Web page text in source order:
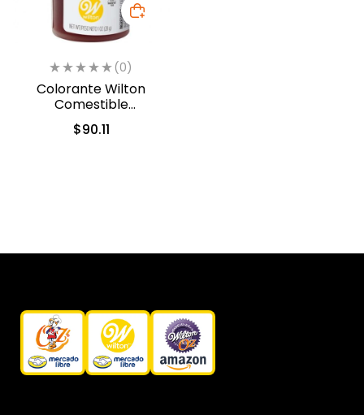
(0)
Colorante Wilton
Comestible
Naranja/Orange 28.3gr.
(04-0-0032)
$90.11